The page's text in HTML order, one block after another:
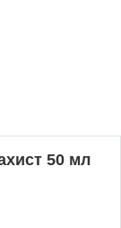
50 мл